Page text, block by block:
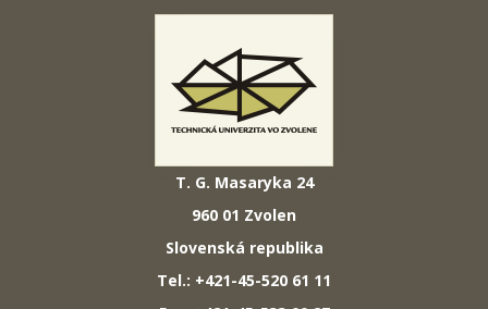
T. G. Masaryka 24
960 01 Zvolen
Slovenská republika
Tel.: +421-45-520 61 11